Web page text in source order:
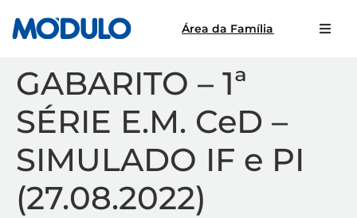
Área da Família
GABARITO – 1ª
SÉRIE E.M. CeD –
SIMULADO IF e PI
(27.08.2022)